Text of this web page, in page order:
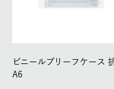
ビニールブリーフケース
A6